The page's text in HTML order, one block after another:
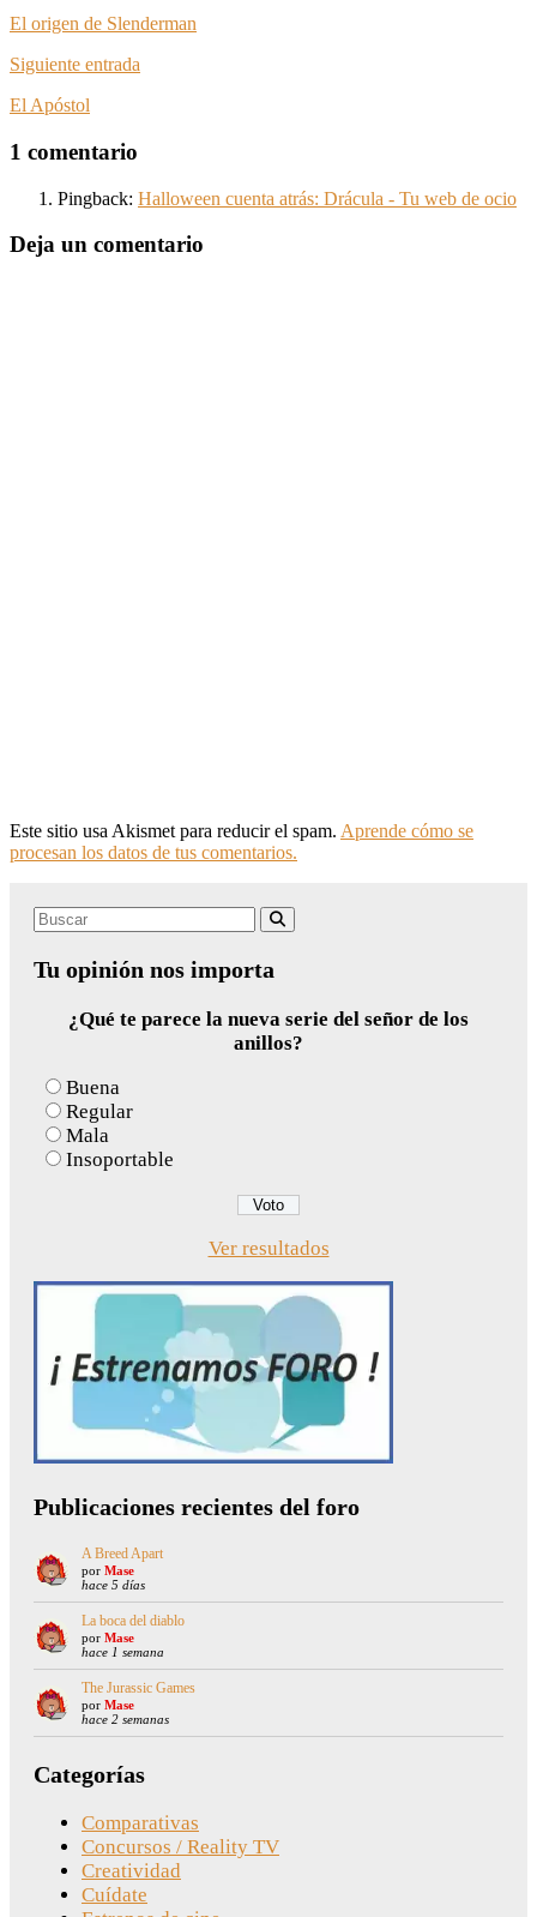
El origen de Slenderman
Siguiente entrada
El Apóstol
1 comentario
Pingback: Halloween cuenta atrás: Drácula - Tu web de ocio
Deja un comentario
Este sitio usa Akismet para reducir el spam. Aprende cómo se
procesan los datos de tus comentarios.
Search
Tu opinión nos importa
¿Qué te parece la nueva serie del señor de los
anillos?
Buena
Regular
Mala
Insoportable
Ver resultados
Publicaciones recientes del foro
A Breed Apart
por Mase
hace 5 días
La boca del diablo
por Mase
hace 1 semana
The Jurassic Games
por Mase
hace 2 semanas
Categorías
Comparativas
Concursos / Reality TV
Creatividad
Cuídate